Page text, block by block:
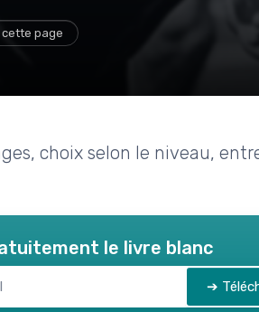
page
choix selon le niveau,
le livre blanc
➔